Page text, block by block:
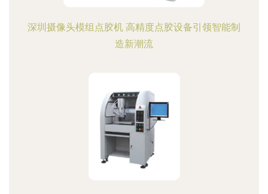
深圳摄像头模组点胶机 高精度点胶设备引领智能制
造新潮流